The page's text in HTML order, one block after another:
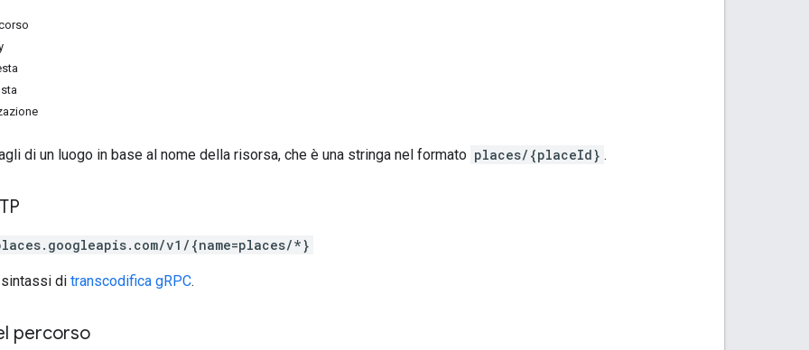
di un luogo in base al nome della risorsa, che è una stringa nel formato places/{placeId} .
v1/{name=places/*}
sintassi di transcodifica gRPC.
percorso